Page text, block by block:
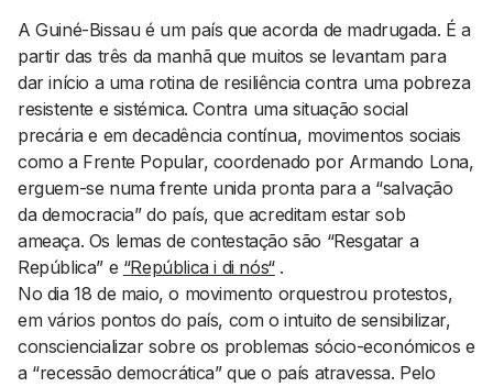
Contactos
EMAIL
GERAL@BANTUMEN.COM
WHATSAPP
+351 912 127 577
Pesquisar
A Guiné-Bissau é um país que acorda de madrugada. É a
partir das três da manhã que muitos se levantam para
dar início a uma rotina de resiliência contra uma pobreza
resistente e sistémica. Contra uma situação social
precária e em decadência contínua, movimentos sociais
como a Frente Popular, coordenado por Armando Lona,
erguem-se numa frente unida pronta para a “salvação
da democracia” do país, que acreditam estar sob
ameaça. Os lemas de contestação são “Resgatar a
República” e “República i di nós“.
No dia 18 de maio, o movimento orquestrou protestos,
em vários pontos do país, com o intuito de sensibilizar,
consciencializar sobre os problemas sócio-económicos e
a “recessão democrática” que o país atravessa. Pelo